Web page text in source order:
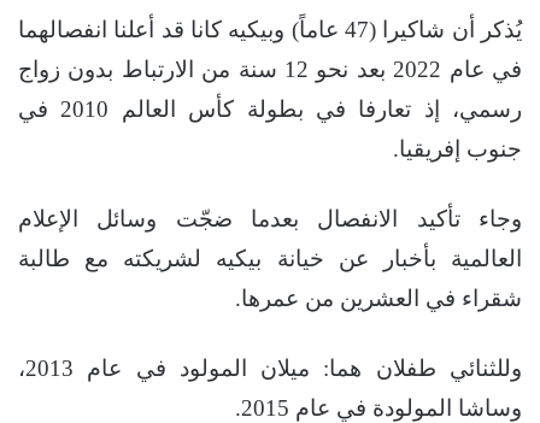
يُذكر أن شاكيرا (47 عاماً) وبيكيه كانا قد أعلنا انفصالهما
في عام 2022 بعد نحو 12 سنة من الارتباط بدون زواج
رسمي، إذ تعارفا في بطولة كأس العالم 2010 في
جنوب إفريقيا.
وجاء تأكيد الانفصال بعدما ضجّت وسائل الإعلام
العالمية بأخبار عن خيانة بيكيه لشريكته مع طالبة
شقراء في العشرين من عمرها.
وللثنائي طفلان هما: ميلان المولود في عام 2013،
وساشا المولودة في عام 2015.